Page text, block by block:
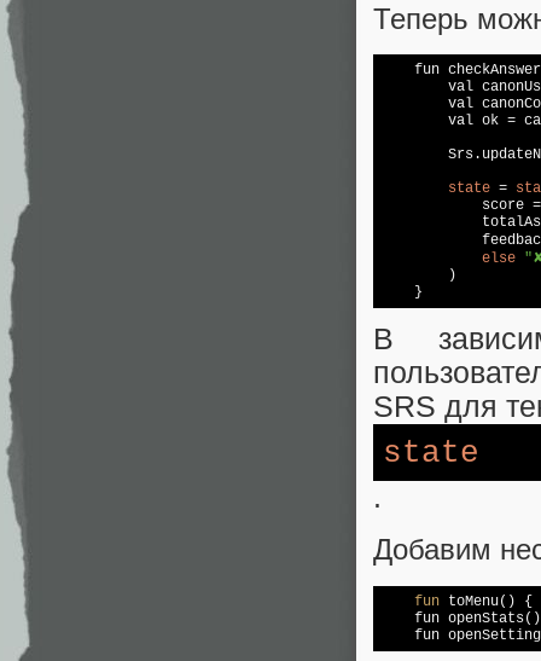
Теперь
fun
val
val
val ok =
state =
score
else
        )
    }
В
SRS для
state
.
Добавим
fun toMenu() {
fun
fun